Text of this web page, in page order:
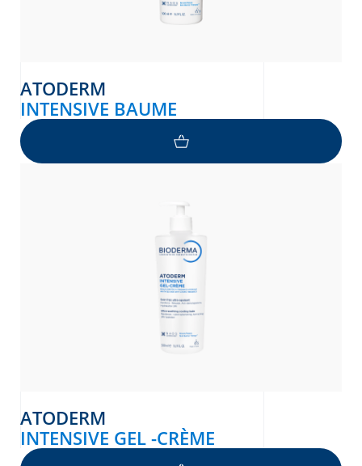
ATODERM
INTENSIVE BAUME
ATODERM
INTENSIVE GEL -CRÈME